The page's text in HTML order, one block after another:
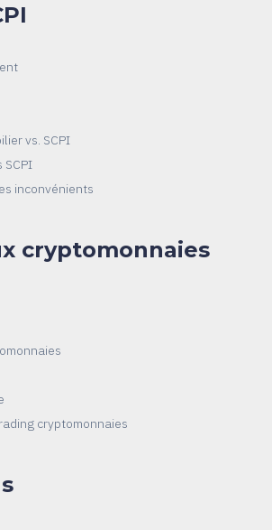
vs. SCPI
SCPI
inconvénients
cryptomonnaies
cryptomonnaies